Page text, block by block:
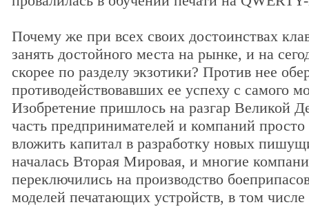
Почему же при всех своих достоинствах
занять достойного места на рынке, и на
скорее по разделу экзотики? Против нее
противодействовавших ее успеху с самого
Изобретение пришлось на разгар Великой
часть предпринимателей и компаний просто
вложить капитал в разработку новых
началась Вторая Мировая, и многие
переключились на производство
моделей печатающих устройств, в том